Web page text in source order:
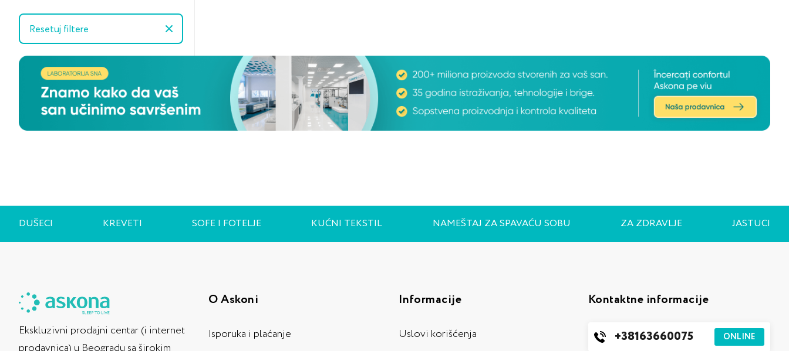
paperje / perje
Pena NeoTaktile
lateks
Jedinstvena svojstva
Hipoalergeno
Inovativni
Podesivi
Efekat masaže
S efektom hlađenja
Dimenzije
125x35
Resetuj filtere
DUŠECI KREVETI SOFE I FOTELJE KUĆNI TEKSTIL NAMEŠTAJ ZA SPAVAĆU SOBU ZA ZDRAVLJE JASTUCI
Ekskluzivni prodajni centar (i internet
O Askoni
Isporuka i plaćanje
Informacije
Uslovi korišćenja
Kontaktne informacije
+38163660075 ONLINE